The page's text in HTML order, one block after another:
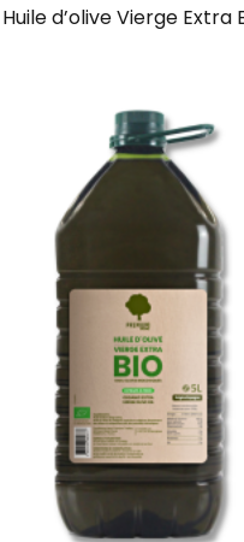
Huile d’olive Vierge Extra